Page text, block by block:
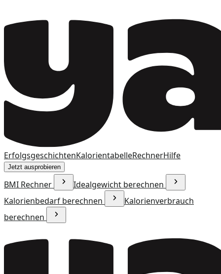
ErfolgsgeschichtenKalorientabelleRechnerHilfe
Jetzt ausprobieren
BMI Rechner
Idealgewicht berechnen
Kalorienbedarf berechnen
Kalorienverbrauch
berechnen